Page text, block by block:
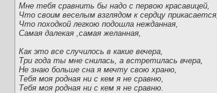
Мне тебя сравнить бы надо с первою красавицей,
Что своим веселым взглядом к сердцу прикасается,
Что походкой легкою подошла нежданная,
Самая далекая ,самая желанная,
Как это все случилось в какие вечера,
Три года ты мне снилась, а встретилась вчера,
Не знаю больше сна я мечту свою храню,
Тебя моя родная ни с кем я не сравню,
Тебя моя родная ни с кем я не сравню.